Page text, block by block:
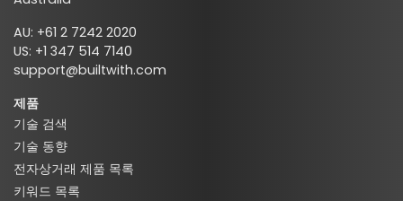
AU: +61 2 7242 2020
US: +1 347 514 7140
support@builtwith.com
제품
기술 검색
기술 동향
전자상거래 제품 목록
키워드 목록